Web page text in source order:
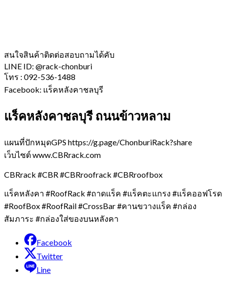
สนใจสินค้าติดต่อสอบถามได้คับ
LINE ID: @rack-chonburi
โทร : 092-536-1488
Facebook: แร็คหลังคาชลบุรี
แร็คหลังคาชลบุรี ถนนข้าวหลาม
แผนที่ปักหมุดGPS https://g.page/ChonburiRack?share
เว็บไซต์ www.CBRrack.com
CBRrack #CBR #CBRroofrack #CBRroofbox
แร็คหลังคา #RoofRack #ถาดแร็ค #แร็คตะแกรง #แร็คออฟโรด
#RoofBox #RoofRail #CrossBar #คานขวางแร็ค #กล่อง
สัมภาระ #กล่องใส่ของบนหลังคา
Facebook
Twitter
Line